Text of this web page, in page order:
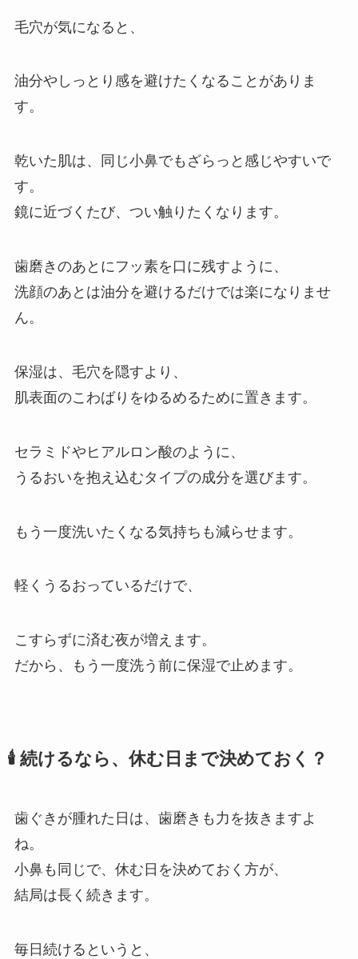
毛穴が気になると、
油分やしっとり感を避けたくなることがありま
す。
乾いた肌は、同じ小鼻でもざらっと感じやすいで
す。
鏡に近づくたび、つい触りたくなります。
歯磨きのあとにフッ素を口に残すように、
洗顔のあとは油分を避けるだけでは楽になりませ
ん。
保湿は、毛穴を隠すより、
肌表面のこわばりをゆるめるために置きます。
セラミドやヒアルロン酸のように、
うるおいを抱え込むタイプの成分を選びます。
もう一度洗いたくなる気持ちも減らせます。
軽くうるおっているだけで、
こすらずに済む夜が増えます。
だから、もう一度洗う前に保湿で止めます。
🕯 続けるなら、休む日まで決めておく？
歯ぐきが腫れた日は、歯磨きも力を抜きますよ
ね。
小鼻も同じで、休む日を決めておく方が、
結局は長く続きます。
毎日続けるというと、